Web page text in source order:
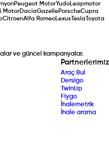
Peugeot MotorYudoLeapmotor
MotorDaciaGazellePorscheCupra
CitroenAlfa RomeoLexus Tesla Toyota
ve güncel kampanyalar.
Partnerlerimiz
Araç Bul
Dersigo
TwinUp
Fiygo
İhalemetrik
İhale arama